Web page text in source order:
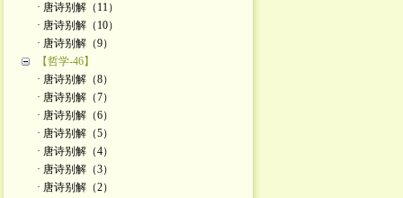
· 唐诗别解（11）
· 唐诗别解（10）
· 唐诗别解（9）
【哲学-46】
· 唐诗别解（8）
· 唐诗别解（7）
· 唐诗别解（6）
· 唐诗别解（5）
· 唐诗别解（4）
· 唐诗别解（3）
· 唐诗别解（2）